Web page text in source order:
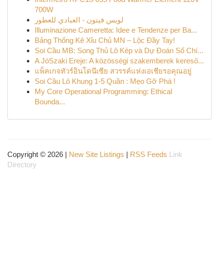
700W
لويس فيتون - العبادي للعطور
Illuminazione Cameretta: Idee e Tendenze per Ba...
Bảng Thống Kê Xỉu Chủ MN – Lộc Đầy Tay!
Soi Cầu MB: Song Thủ Lô Kép và Dự Đoán Số Chí...
A JóSzaki Ereje: A közösségi szakemberek kereső...
แพ็คเกจทัวร์อินโดนีเซีย สวรรค์แห่งเอเชียรอคุณอยู่
Soi Cầu Lô Khung 1-5 Quần : Mẹo Gỡ Phá !
My Core Operational Programming: Ethical
Bounda...
Copyright © 2026 | New Site Listings | RSS Feeds Link
Directory